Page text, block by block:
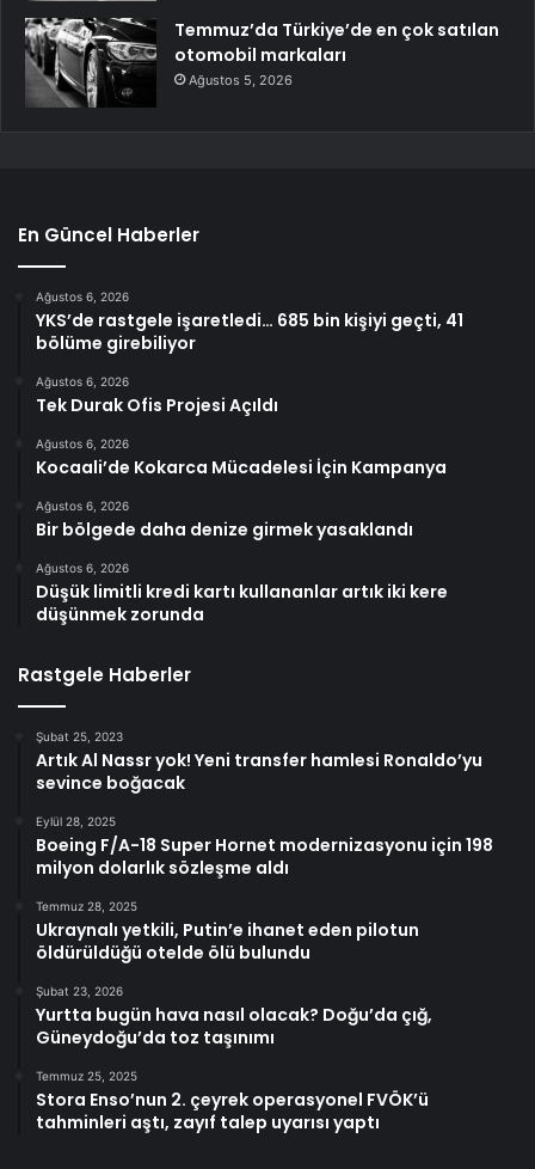
Temmuz’da Türkiye’de en çok satılan
otomobil markaları
Ağustos 5, 2026
En Güncel Haberler
Ağustos 6, 2026
YKS’de rastgele işaretledi… 685 bin kişiyi geçti, 41
bölüme girebiliyor
Ağustos 6, 2026
Tek Durak Ofis Projesi Açıldı
Ağustos 6, 2026
Kocaali’de Kokarca Mücadelesi İçin Kampanya
Ağustos 6, 2026
Bir bölgede daha denize girmek yasaklandı
Ağustos 6, 2026
Düşük limitli kredi kartı kullananlar artık iki kere
düşünmek zorunda
Rastgele Haberler
Şubat 25, 2023
Artık Al Nassr yok! Yeni transfer hamlesi Ronaldo’yu
sevince boğacak
Eylül 28, 2025
Boeing F/A-18 Super Hornet modernizasyonu için 198
milyon dolarlık sözleşme aldı
Temmuz 28, 2025
Ukraynalı yetkili, Putin’e ihanet eden pilotun
öldürüldüğü otelde ölü bulundu
Şubat 23, 2026
Yurtta bugün hava nasıl olacak? Doğu’da çığ,
Güneydoğu’da toz taşınımı
Temmuz 25, 2025
Stora Enso’nun 2. çeyrek operasyonel FVÖK’ü
tahminleri aştı, zayıf talep uyarısı yaptı